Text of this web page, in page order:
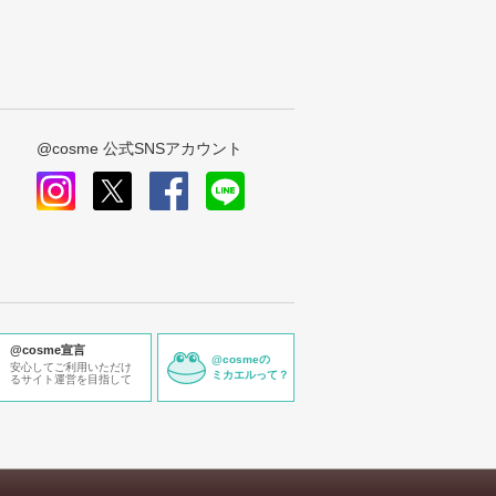
@cosme 公式SNSアカウント
@cosme宣言
安心してご利用いただけ
るサイト運営を目指して
@cosmeの
ミカエルって？